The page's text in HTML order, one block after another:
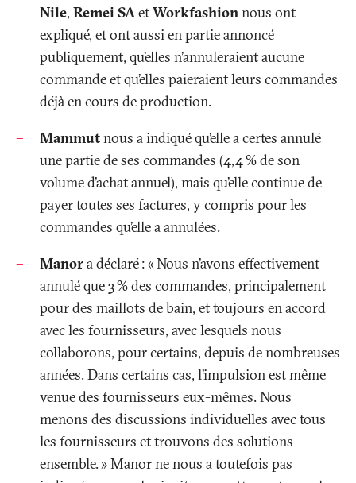
Nile, Remei SAetWorkfashionnous ont
expliqué, et ont aussi en partie annoncé
publiquement, qu’elles n’annuleraient aucune
commande et qu’elles paieraient leurs commandes
déjà en cours de production.
Mammutnous a indiqué qu’elle a certes annulé
une partie de ses commandes (4,4% de son
volume d’achat annuel), mais qu’elle continue de
payer toutes ses factures, y compris pour les
commandes qu’elle a annulées.
Manora déclaré: «Nous n’avons effectivement
annulé que 3% des commandes, principalement
pour des maillots de bain, et toujours en accord
avec les fournisseurs, avec lesquels nous
collaborons, pour certains, depuis de nombreuses
années. Dans certains cas, l’impulsion est même
venue des fournisseurs eux-mêmes. Nous
menons des discussions individuelles avec tous
les fournisseurs et trouvons des solutions
ensemble.» Manor ne nous a toutefois pas